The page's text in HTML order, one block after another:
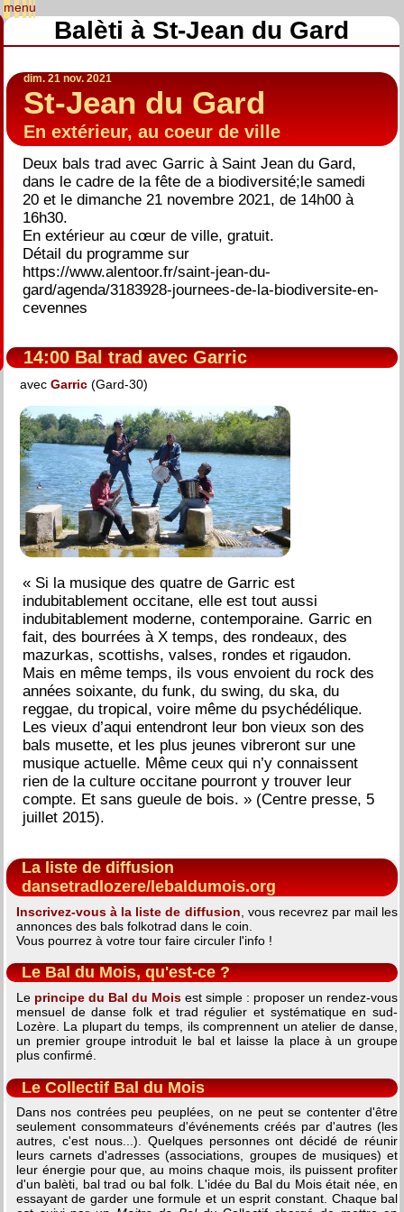
Balèti à St-Jean du Gard
dim. 21 nov. 2021
St-Jean du Gard
En extérieur, au coeur de ville
Deux bals trad avec Garric à Saint Jean du Gard,
dans le cadre de la fête de a biodiversité;le samedi
20 et le dimanche 21 novembre 2021, de 14h00 à
16h30.
En extérieur au cœur de ville, gratuit.
Détail du programme sur
https://www.alentoor.fr/saint-jean-du-
gard/agenda/3183928-journees-de-la-biodiversite-en-
cevennes
14:00 Bal trad avec Garric
avecGarric (Gard-30)
« Si la musique des quatre de Garric est
indubitablement occitane, elle est tout aussi
indubitablement moderne, contemporaine. Garric en
fait, des bourrées à X temps, des rondeaux, des
mazurkas, scottishs, valses, rondes et rigaudon.
Mais en même temps, ils vous envoient du rock des
années soixante, du funk, du swing, du ska, du
reggae, du tropical, voire même du psychédélique.
Les vieux d’aqui entendront leur bon vieux son des
bals musette, et les plus jeunes vibreront sur une
musique actuelle. Même ceux qui n’y connaissent
rien de la culture occitane pourront y trouver leur
compte. Et sans gueule de bois. » (Centre presse, 5
juillet 2015).
La liste de diffusion
dansetradlozere/lebaldumois.org
Inscrivez-vous à la liste de diffusion , vous recevrez par mail les
annonces des bals folkotrad dans le coin.
Vous pourrez à votre tour faire circuler l'info !
Le Bal du Mois, qu'est-ce ?
Le principe du Bal du Mois est simple : proposer un rendez-vous
mensuel de danse folk et trad régulier et systématique en sud-
Lozère. La plupart du temps, ils comprennent un atelier de danse,
un premier groupe introduit le bal et laisse la place à un groupe
plus confirmé.
Le Collectif Bal du Mois
Dans nos contrées peu peuplées, on ne peut se contenter d'être
seulement consommateurs d'événements créés par d'autres (les
autres, c'est nous...). Quelques personnes ont décidé de réunir
leurs carnets d'adresses (associations, groupes de musiques) et
leur énergie pour que, au moins chaque mois, ils puissent profiter
d'un balèti, bal trad ou bal folk. L'idée du Bal du Mois était née, en
essayant de garder une formule et un esprit constant. Chaque bal